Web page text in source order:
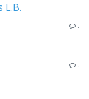
L.B.
…
…